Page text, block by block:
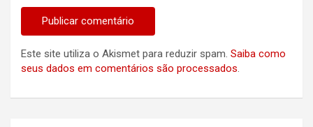
Este site utiliza o Akismet para reduzir spam. Saiba como
seus dados em comentários são processados.